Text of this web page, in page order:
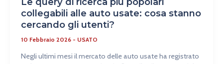
collegabili alle auto usate: cosa stanno
cercando gli utenti?
10 Febbraio 2026 - USATO
Negli ultimi mesi il mercato delle auto usate ha registrato